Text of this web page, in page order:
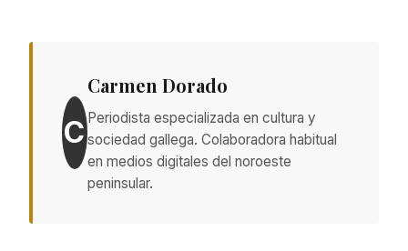
C
Carmen Dorado
Periodista especializada en cultura y
sociedad gallega. Colaboradora habitual
en medios digitales del noroeste
peninsular.